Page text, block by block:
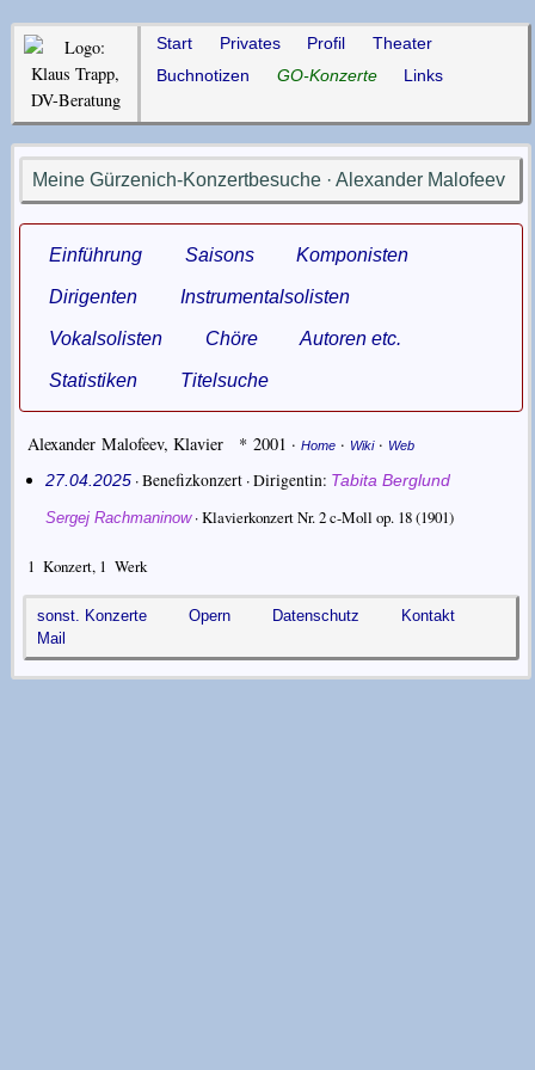
Start Privates Profil
Theater
Buchnotizen
GO-Konzerte Links
Meine Gürzenich-Konzertbesuche · Alexander Malofeev
Einführung Saisons Komponisten
Dirigenten Instrumentalsolisten
Vokalsolisten Chöre Autoren etc.
Statistiken Titelsuche
Alexander Malofeev,Klavier * 2001 ·Home · Wiki· Web
27.04.2025· Benefizkonzert ·Dirigentin Tabita Berglund
Sergej Rachmaninow·Klavierkonzert Nr. 2 c-Moll op. 18(1901)
1 Konzert, 1 Werk
sonst. Konzerte Opern Datenschutz
Kontakt
Mail